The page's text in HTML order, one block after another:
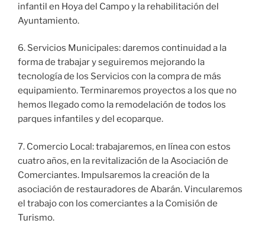
infantil en Hoya del Campo y la rehabilitación del
Ayuntamiento.
6. Servicios Municipales: daremos continuidad a la
forma de trabajar y seguiremos mejorando la
tecnología de los Servicios con la compra de más
equipamiento. Terminaremos proyectos a los que no
hemos llegado como la remodelación de todos los
parques infantiles y del ecoparque.
7. Comercio Local: trabajaremos, en línea con estos
cuatro años, en la revitalización de la Asociación de
Comerciantes. Impulsaremos la creación de la
asociación de restauradores de Abarán. Vincularemos
el trabajo con los comerciantes a la Comisión de
Turismo.